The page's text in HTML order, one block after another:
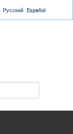
Русский Español